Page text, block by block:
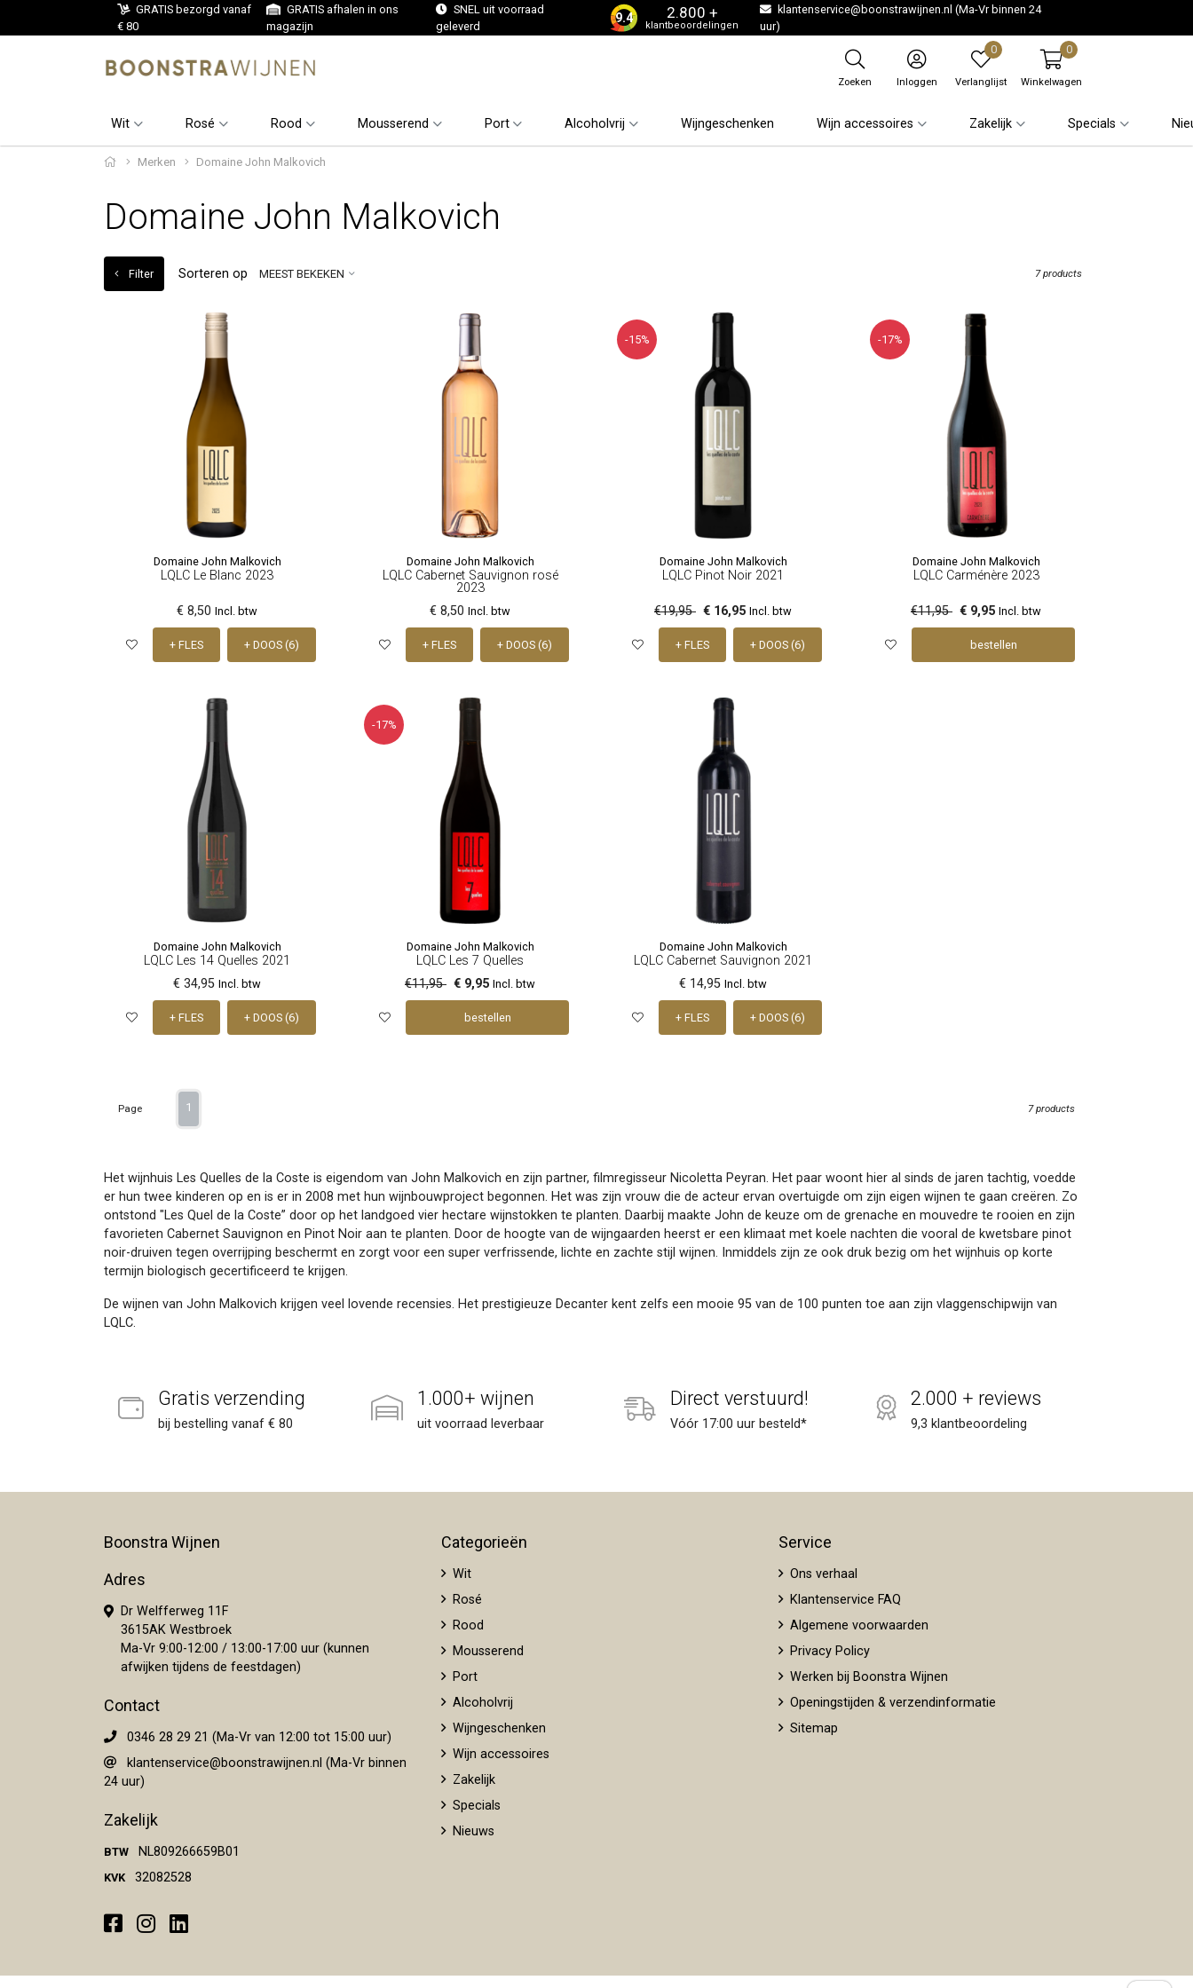
GRATIS bezorgd vanaf
€ 80
GRATIS afhalen in ons
magazijn
SNEL uit voorraad
geleverd
9.4 2.800 +
klantbeoordelingen
klantenservice@boonstrawijnen.nl (Ma-Vr binnen 24
uur)
Zoeken Inloggen
0
Verlanglijst
0
Winkelwagen
Wit Rosé Rood Mousserend Port Alcoholvrij Wijngeschenken Wijn accessoires Zakelijk Specials
Merken Domaine John Malkovich
Domaine John Malkovich
Filter Sorteren op MEEST BEKEKEN 7 products
Domaine John Malkovich
LQLC Le Blanc 2023
€ 8,50 Incl. btw
+ FLES + DOOS (6)
Domaine John Malkovich
LQLC Cabernet Sauvignon rosé
2023
€ 8,50 Incl. btw
+ FLES + DOOS (6)
-15%
Domaine John Malkovich
LQLC Pinot Noir 2021
€19,95 € 16,95 Incl. btw
+ FLES + DOOS (6)
-17%
Domaine John Malkovich
LQLC Carménère 2023
€11,95 € 9,95 Incl. btw
bestellen
Domaine John Malkovich
LQLC Les 14 Quelles 2021
€ 34,95 Incl. btw
+ FLES + DOOS (6)
-17%
Domaine John Malkovich
LQLC Les 7 Quelles
€11,95 € 9,95 Incl. btw
bestellen
Domaine John Malkovich
LQLC Cabernet Sauvignon 2021
€ 14,95 Incl. btw
+ FLES + DOOS (6)
Page 1 7 products
Het wijnhuis Les Quelles de la Coste is eigendom van John Malkovich en zijn partner, filmregisseur Nicoletta Peyran. Het paar woont hier al sinds de jaren tachtig, voedde
er hun twee kinderen op en is er in 2008 met hun wijnbouwproject begonnen. Het was zijn vrouw die de acteur ervan overtuigde om zijn eigen wijnen te gaan creëren. Zo
ontstond "Les Quel de la Coste” door op het landgoed vier hectare wijnstokken te planten. Daarbij maakte John de keuze om de grenache en mouvedre te rooien en zijn
favorieten Cabernet Sauvignon en Pinot Noir aan te planten. Door de hoogte van de wijngaarden heerst er een klimaat met koele nachten die vooral de kwetsbare pinot
noir-druiven tegen overrijping beschermt en zorgt voor een super verfrissende, lichte en zachte stijl wijnen. Inmiddels zijn ze ook druk bezig om het wijnhuis op korte
termijn biologisch gecertificeerd te krijgen.
De wijnen van John Malkovich krijgen veel lovende recensies. Het prestigieuze Decanter kent zelfs een mooie 95 van de 100 punten toe aan zijn vlaggenschipwijn van
LQLC.
Gratis verzending
bij bestelling vanaf € 80
1.000+ wijnen
uit voorraad leverbaar
Direct verstuurd!
Vóór 17:00 uur besteld*
2.000 + reviews
9,3 klantbeoordeling
Boonstra Wijnen
Adres
Dr Welfferweg 11F
3615AK Westbroek
Ma-Vr 9:00-12:00 / 13:00-17:00 uur (kunnen
afwijken tijdens de feestdagen)
Contact
0346 28 29 21 (Ma-Vr van 12:00 tot 15:00 uur)
klantenservice@boonstrawijnen.nl (Ma-Vr binnen
24 uur)
Zakelijk
BTW NL809266659B01
KVK 32082528
Facebook
Instagram
LinkedIn
Categorieën
Wit
Rosé
Rood
Mousserend
Port
Alcoholvrij
Wijngeschenken
Wijn accessoires
Zakelijk
Specials
Nieuws
Service
Ons verhaal
Klantenservice FAQ
Algemene voorwaarden
Privacy Policy
Werken bij Boonstra Wijnen
Openingstijden & verzendinformatie
Sitemap